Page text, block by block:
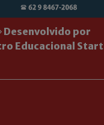
Desenvolvido por
Educacional Start